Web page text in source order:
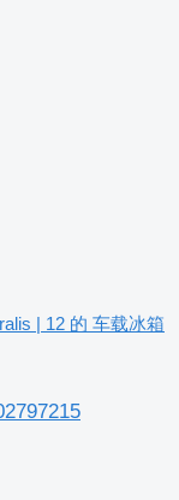
| 12 的 车载冰箱